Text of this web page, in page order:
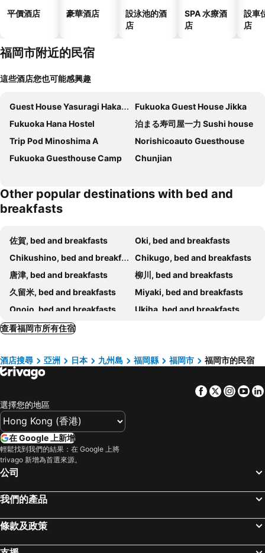
平價酒店 豪華酒店
設泳池的酒
店
SPA 水療酒
店
設車
店
福岡市附近的民宿
這些酒店您也可能感興趣
Guest House Yasuragi Hakataekimae
Fukuoka Guest House Jikka
Fukuoka Hana Hostel
泊まる寿司屋一力 Sushi house
Trip Pod Minoshima A
Norishicoauto Guesthouse
Fukuoka Guesthouse Camp
Chunjian
Other popular destinations with bed and
breakfasts
佐賀, bed and breakfasts
Oki, bed and breakfasts
Chikushino, bed and breakfasts
Chikugo, bed and breakfasts
唐津, bed and breakfasts
柳川, bed and breakfasts
久留米, bed and breakfasts
Miyaki, bed and breakfasts
Onojo, bed and breakfasts
Ukiha, bed and breakfasts
Soeda, bed and breakfasts
查看福岡市所有住宿
酒店搜尋 亞洲 日本 九州島 福岡縣 福岡市 福岡市的民宿
Facebook
Twitter
選擇您的地區
在 Google 上新增
輕鬆找到我們的結果：在 Google 上將
trivago 新增為首選來源。
公司
我們的產品
條款及政策